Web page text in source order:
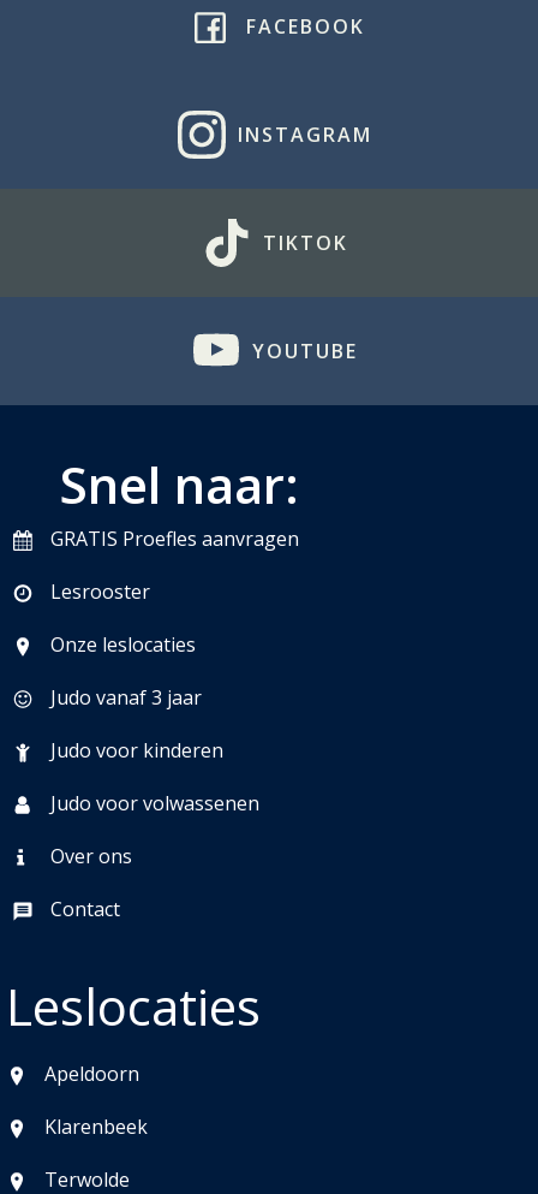
FACEBOOK
INSTAGRAM
TIKTOK
YOUTUBE
Snel naar:
GRATIS Proefles aanvragen
Lesrooster
Onze leslocaties
Judo vanaf 3 jaar
Judo voor kinderen
Judo voor volwassenen
Over ons
Contact
Leslocaties
Apeldoorn
Klarenbeek
Terwolde